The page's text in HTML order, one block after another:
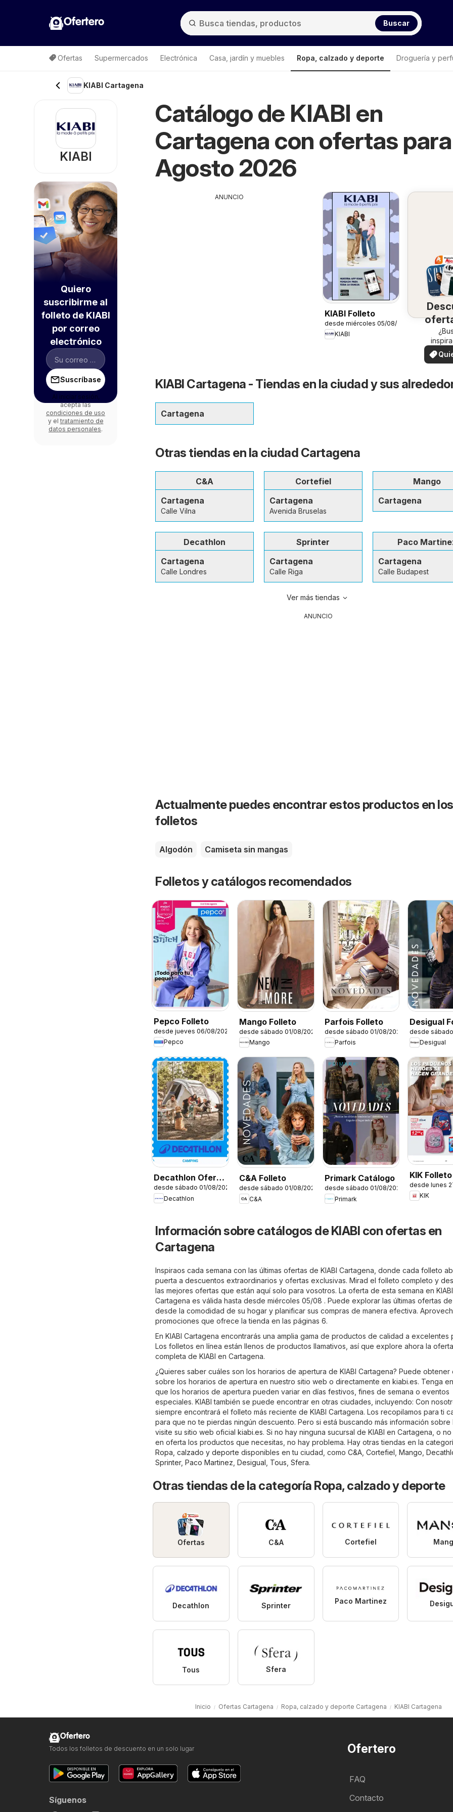
Ofertero Buscar
Ofertas Supermercados Electrónica Casa, jardín y muebles Ropa, calzado y deporte Droguería y
KIABI Cartagena
Catálogo de KIABI en
Cartagena con ofertas para
Agosto 2026
ANUNCIO
KIABI Folleto
desde miércoles 05/08/2026
KIABI
su
¡Vea
en su
ver
KIABI Cartagena - Tiendas en la ciudad y sus
Cartagena
Otras tiendas en la ciudad Cartagena
C&A
Cartagena
Calle Vilna
Cortefiel
Cartagena
Avenida Bruselas
Mango
Cartagena
Decathlon
Cartagena
Calle Londres
Sprinter
Cartagena
Calle Riga
Paco
Cartagena
Calle Budapest
Ver más tiendas
ANUNCIO
Actualmente puedes encontrar estos productos en los
folletos
Algodón Camiseta sin mangas
Folletos y catálogos recomendados
Pepco Folleto
desde jueves 06/08/2026
Pepco
Mango Folleto
desde sábado 01/08/2026
Mango
Parfois Folleto
desde sábado 01/08/2026
Parfois
Desigual
desde
Desigual
Decathlon Oferta
estacional
desde sábado 01/08/2026
Decathlon
C&A Folleto
desde sábado 01/08/2026
C&A
Primark Catálogo
desde sábado 01/08/2026
Primark
KIK Folleto
desde lunes
KIK
Información sobre catálogos de KIABI con ofertas en
Cartagena
Inspiraos cada semana con las últimas ofertas de KIABI Cartagena, donde cada folleto
puerta a descuentos extraordinarios y ofertas exclusivas. Mirad el folleto completo y
las mejores ofertas que están aquí solo para vosotros. La oferta de esta semana en KIABI
Cartagena es válida hasta desde miércoles 05/08 . Puede explorar las últimas ofertas de
desde la comodidad de su hogar y planificar sus compras de manera efectiva.
promociones que ofrece la tienda en las páginas 6.
En KIABI Cartagena encontrarás una amplia gama de productos de calidad a excelentes
Los folletos en línea están llenos de productos llamativos, así que explore ahora la oferta
completa de KIABI en Cartagena.
¿Quieres saber cuáles son los horarios de apertura de KIABI Cartagena? Puede obtener
sobre los horarios de apertura en nuestro sitio web o directamente en kiabi.es. Tenga
que los horarios de apertura pueden variar en días festivos, fines de semana o eventos
especiales. KIABI también se puede encontrar en otras ciudades, incluyendo: Con
siempre encontrará el folleto más reciente de KIABI Cartagena. Los recopilamos para ti
para que no te pierdas ningún descuento. Pero si está buscando más información sobre
visite su sitio web oficial kiabi.es. Si no hay ninguna sucursal de KIABI en Cartagena, o
en oferta los productos que necesitas, no hay problema. Hay otras tiendas en la
Ropa, calzado y deporte disponibles en tu ciudad, como C&A Cortefiel Mango
Sprinter, Paco Martinez Desigual Tous Sfera.
Otras tiendas de la categoría Ropa, calzado y deporte
Ofertas C&A Cortefiel
Decathlon Sprinter
Paco Martinez
Tous Sfera
Inicio Ofertas Cartagena Ropa, calzado y deporte Cartagena KIABI Cartagena
KIABI
Quiero
suscribirme al
folleto de KIABI
por correo
electrónico
Suscríbase
Al iniciar sesión,
acepta las
condiciones de uso
y el tratamiento de
datos personales.
Ofertero
FAQ
Contacto
Ofertero
Todos los folletos de descuento en un solo lugar
Síguenos